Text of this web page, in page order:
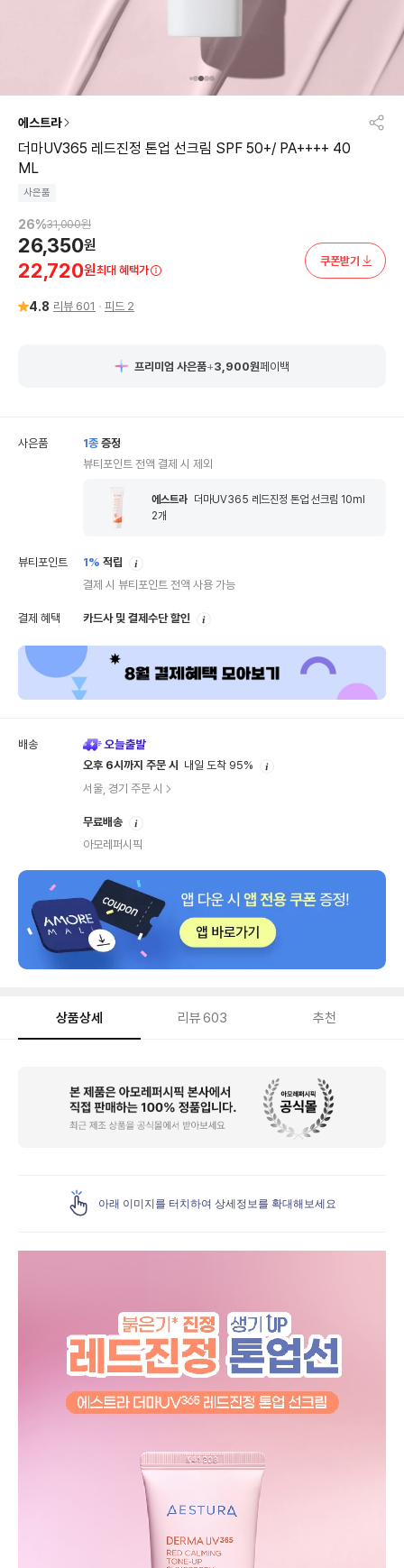
에스트라
더마UV365 레드진정 톤업 선크림 SPF 50+/ PA++++ 40
ML
사은품
26%31,000원
26,350원
22,720원최대 혜택가
쿠폰받기
4.8 리뷰 601 피드 2
프리미엄 사은품+3,900원페이백
사은품 1종 증정
뷰티포인트 전액 결제 시 제외
에스트라 더마UV365 레드진정 톤업 선크림 10ml
2개
뷰티포인트 1% 적립
결제 시 뷰티포인트 전액 사용 가능
결제 혜택 카드사 및 결제수단 할인
배송
오후 6시까지 주문 시
내일 도착 95%
서울, 경기 주문 시
무료배송
아모레퍼시픽
상품상세 리뷰603 추천
아래 이미지를 터치하여 상세정보를 확대해보세요